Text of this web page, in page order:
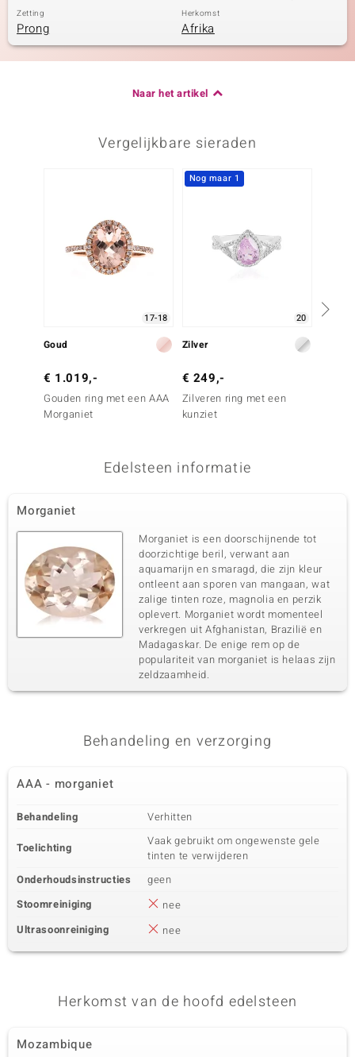
Zetting
Prong
Herkomst
Afrika
Naar het artikel
Vergelijkbare sieraden
17-18
Goud
€ 1.019,-
Gouden ring met een AAA
Morganiet
Nog maar 1
20
Zilver
€ 249,-
Zilveren ring met een
kunziet
Edelsteen informatie
Morganiet
Morganiet is een doorschijnende tot
doorzichtige beril, verwant aan
aquamarijn en smaragd, die zijn kleur
ontleent aan sporen van mangaan, wat
zalige tinten roze, magnolia en perzik
oplevert. Morganiet wordt momenteel
verkregen uit Afghanistan, Brazilië en
Madagaskar. De enige rem op de
populariteit van morganiet is helaas zijn
zeldzaamheid.
Behandeling en verzorging
AAA - morganiet
Behandeling Verhitten
Toelichting
Vaak gebruikt om ongewenste gele
tinten te verwijderen
Onderhoudsinstructies
geen
Stoomreiniging
nee
Ultrasoonreiniging
nee
Herkomst van de hoofd edelsteen
Mozambique